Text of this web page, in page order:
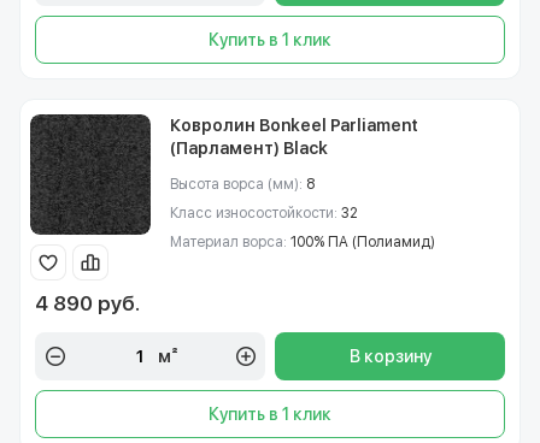
Купить в 1 клик
Ковролин Bonkeel Parliament
(Парламент) Black
Высота ворса (мм): 8
Класс износостойкости: 32
Материал ворса: 100% ПА (Полиамид)
4 890 руб.
м² В корзину
Купить в 1 клик